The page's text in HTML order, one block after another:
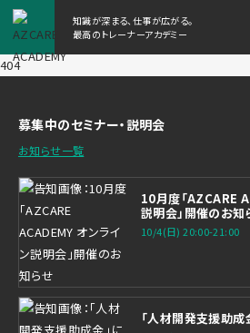
知識が深まる、仕事が広がる。
最高のトレーナーアカデミー
404
募集中のセミナー・説明会
お知らせ一覧
10月度「AZCARE
説明会」開催のお知
10/4(日) 20:00-21:00
「人材開発支援助成